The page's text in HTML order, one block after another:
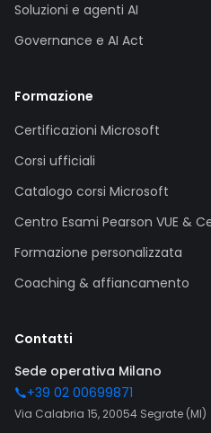
Soluzioni e agenti AI
Governance e AI Act
Formazione
Certificazioni Microsoft
Corsi ufficiali
Catalogo corsi Microsoft
Centro Esami Pearson VUE &
Formazione personalizzata
Coaching & affiancamento
Contatti
Sede operativa Milano
+39 02 00699871
Via Calabria 15, 20054 Segrate (MI)